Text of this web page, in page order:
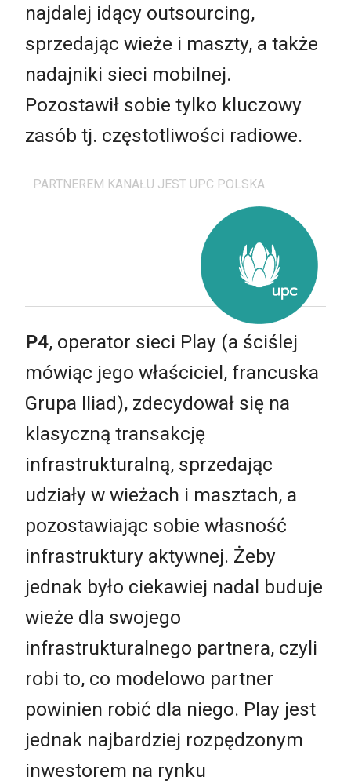
najdalej idący outsourcing,
sprzedając wieże i maszty, a także
nadajniki sieci mobilnej.
Pozostawił sobie tylko kluczowy
zasób tj. częstotliwości radiowe.
PARTNEREM KANAŁU JEST UPC POLSKA
P4, operator sieci Play (a ściślej
mówiąc jego właściciel, francuska
Grupa Iliad), zdecydował się na
klasyczną transakcję
infrastrukturalną, sprzedając
udziały w wieżach i masztach, a
pozostawiając sobie własność
infrastruktury aktywnej. Żeby
jednak było ciekawiej nadal buduje
wieże dla swojego
infrastrukturalnego partnera, czyli
robi to, co modelowo partner
powinien robić dla niego. Play jest
jednak najbardziej rozpędzonym
inwestorem na rynku